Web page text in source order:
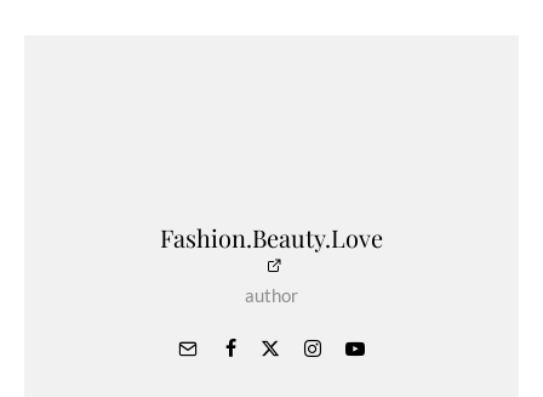
Fashion.Beauty.Love
author